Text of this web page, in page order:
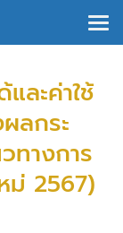
ละค่าใช้
ลกระ
ทางการ
ม่ 2567)
×